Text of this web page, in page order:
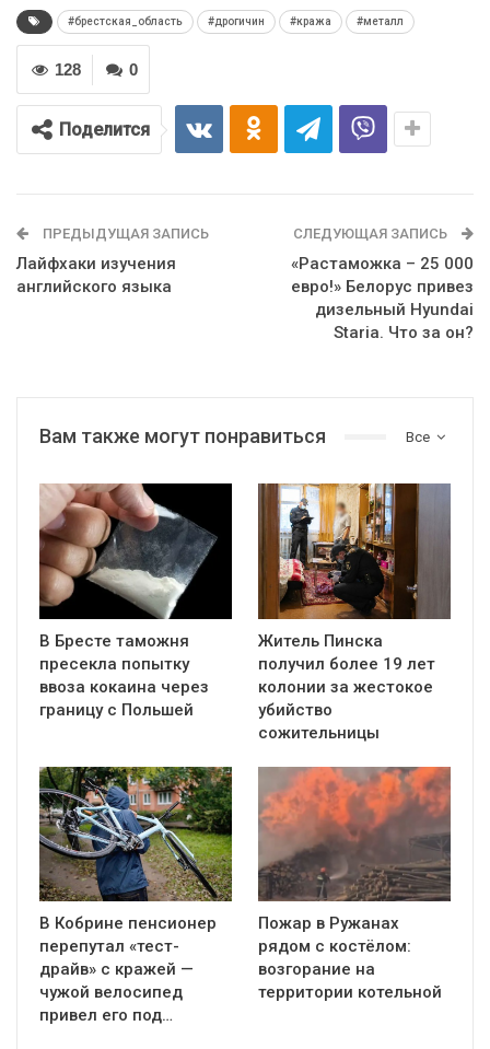
#брестская_область #дрогичин #кража #металл
0
128
Поделится
ПРЕДЫДУЩАЯ ЗАПИСЬ
Лайфхаки изучения
английского языка
СЛЕДУЮЩАЯ ЗАПИСЬ
«Растаможка – 25 000
евро!» Белорус привез
дизельный Hyundai
Staria. Что за он?
Все
Вам также могут понравиться
В Бресте таможня
пресекла попытку
ввоза кокаина через
границу с Польшей
Житель Пинска
получил более 19 лет
колонии за жестокое
убийство
сожительницы
В Кобрине пенсионер
перепутал «тест-
драйв» с кражей —
чужой велосипед
привел его под…
Пожар в Ружанах
рядом с костёлом:
возгорание на
территории котельной